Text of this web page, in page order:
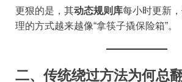
更狠的是，其​​动态规则库​每小时更新
理的方式越来越像“拿筷子撬保险箱”。
二、传统绕过方法为何总